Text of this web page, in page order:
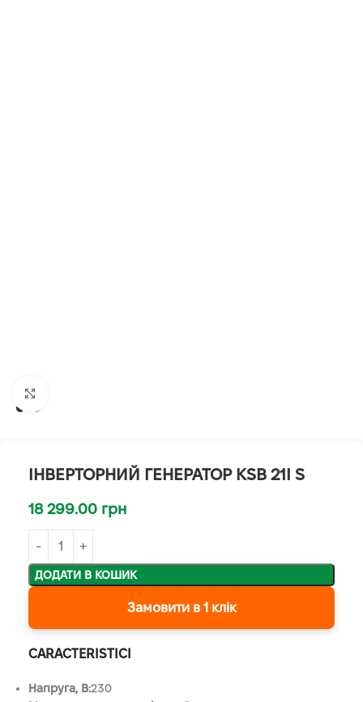
ІНВЕРТОРНИЙ ГЕНЕРАТОР KSB 21I S
18 299.00 грн
ДОДАТИ В КОШИК
Замовити в 1 клік
CARACTERISTICI
Напруга, B:230